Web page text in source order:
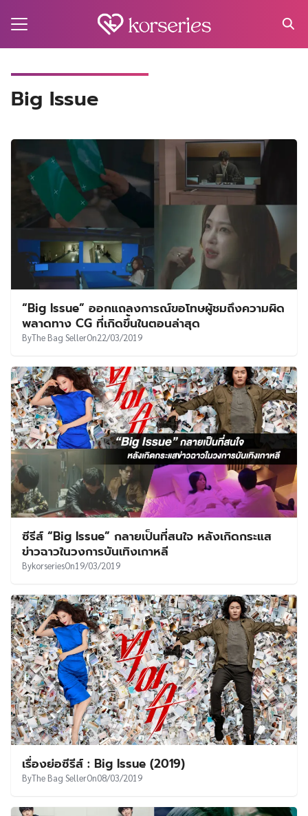
Big Issue
“Big Issue” ออกแถลงการณ์ขอโทษผู้ชมถึงความผิด
พลาดทาง CG ที่เกิดขึ้นในตอนล่าสุด
ByThe Bag SellerOn22/03/2019
ซีรีส์ “Big Issue” กลายเป็นที่สนใจ หลังเกิดกระแส
ข่าวฉาวในวงการบันเทิงเกาหลี
BykorseriesOn19/03/2019
เรื่องย่อซีรีส์ : Big Issue (2019)
ByThe Bag SellerOn08/03/2019